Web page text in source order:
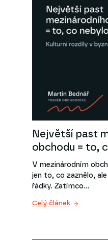
Největší past
obchodu = to,
V mezinárodním
jen to, co zaznělo,
řádky. Zatímco…
Celý článek